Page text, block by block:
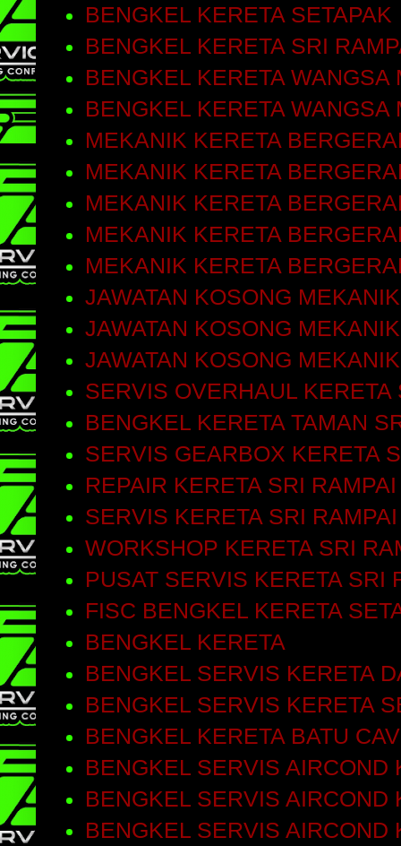
BENGKEL KERETA SETAPAK
BENGKEL KERETA SRI
BENGKEL KERETA WANGSA
BENGKEL KERETA WANGSA
MEKANIK KERETA
MEKANIK KERETA
MEKANIK KERETA
MEKANIK KERETA
MEKANIK KERETA
JAWATAN KOSONG MEKANIK
JAWATAN KOSONG
JAWATAN KOSONG
SERVIS OVERHAUL KERETA
BENGKEL KERETA TAMAN
SERVIS GEARBOX KERETA
REPAIR KERETA SRI RAMPAI
SERVIS KERETA SRI RAMPAI
WORKSHOP KERETA SRI
PUSAT SERVIS KERETA SRI
FISC BENGKEL KERETA
BENGKEL KERETA
BENGKEL SERVIS KERETA
BENGKEL SERVIS KERETA
BENGKEL KERETA BATU
BENGKEL SERVIS AIRCOND
BENGKEL SERVIS AIRCOND
BENGKEL SERVIS AIRCOND